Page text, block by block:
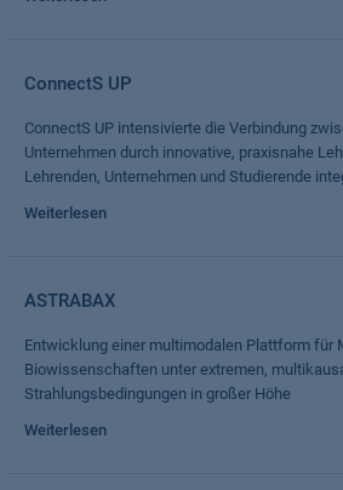
ConnectS UP
ConnectS UP intensivierte die Verbindung
Unternehmen durch innovative, praxisnahe
Lehrenden, Unternehmen und Studierende
Weiterlesen
ASTRABAX
Entwicklung einer multimodalen Plattform für
Biowissenschaften unter extremen,
Strahlungsbedingungen in großer Höhe
Weiterlesen